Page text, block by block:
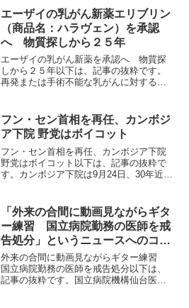
Nicole P. Hachmann氏らが、ワ...
エーザイの乳がん新薬エリブリン
（商品名：ハラヴェン）を承認
へ 物質探しから２５年
エーザイの乳がん新薬を承認へ 物質探
しから２５年以下は、記事の抜粋です。
再発または手術不能な乳がんに対するエ
生労働省の医薬品第2部会は1月20日、製
造販売を承認してよい...
フン・セン首相を再任、カンボジ
ア下院 野党はボイコット
フン・セン首相を再任、カンボジア下院
野党はボイコット以下は、記事の抜粋で
す。カンボジア下院は9月24日、30年近い
年。野党は総選挙に不正があったとして
新たな抗議デモ...
「外来の合間に動画見ながらギタ
ー練習 国立病院勤務の医師を戒
告処分」というニュースへのコメ
ント
外来の合間に動画見ながらギター練習
国立病院勤務の医師を戒告処分以下は、
記事の抜粋です。国立病院機構仙台医療